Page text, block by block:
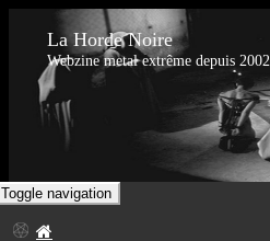
La Horde Noire
Webzine metal extrême depuis 2002
Toggle navigation